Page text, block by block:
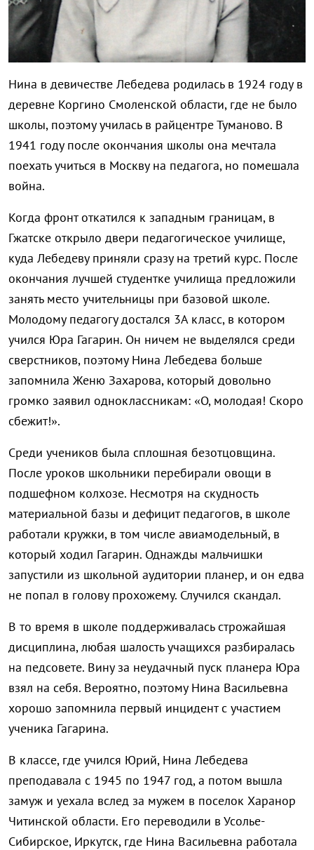
Нина в девичестве Лебедева родилась в 1924 году в
деревне Коргино Смоленской области, где не было
школы, поэтому училась в райцентре Туманово. В
1941 году после окончания школы она мечтала
поехать учиться в Москву на педагога, но помешала
война.
Когда фронт откатился к западным границам, в
Гжатске открыло двери педагогическое училище,
куда Лебедеву приняли сразу на третий курс. После
окончания лучшей студентке училища предложили
занять место учительницы при базовой школе.
Молодому педагогу достался 3А класс, в котором
учился Юра Гагарин. Он ничем не выделялся среди
сверстников, поэтому Нина Лебедева больше
запомнила Женю Захарова, который довольно
громко заявил одноклассникам: «О, молодая! Скоро
сбежит!».
Среди учеников была сплошная безотцовщина.
После уроков школьники перебирали овощи в
подшефном колхозе. Несмотря на скудность
материальной базы и дефицит педагогов, в школе
работали кружки, в том числе авиамодельный, в
который ходил Гагарин. Однажды мальчишки
запустили из школьной аудитории планер, и он едва
не попал в голову прохожему. Случился скандал.
В то время в школе поддерживалась строжайшая
дисциплина, любая шалость учащихся разбиралась
на педсовете. Вину за неудачный пуск планера Юра
взял на себя. Вероятно, поэтому Нина Васильевна
хорошо запомнила первый инцидент с участием
ученика Гагарина.
В классе, где учился Юрий, Нина Лебедева
преподавала с 1945 по 1947 год, а потом вышла
замуж и уехала вслед за мужем в поселок Харанор
Читинской области. Его переводили в Усолье-
Сибирское, Иркутск, где Нина Васильевна работала